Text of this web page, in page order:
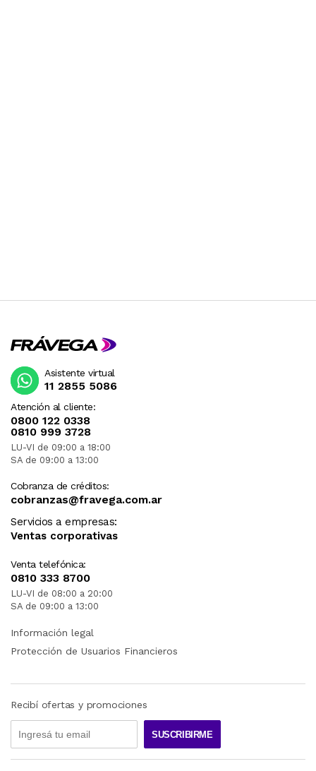
Atención al cliente:
0800 122 0338
0810 999 3728
LU-VI de 09:00 a 18:00
SA de 09:00 a 13:00
Cobranza de créditos:
cobranzas@fravega.com.ar
Servicios a empresas:
Ventas corporativas
Venta telefónica:
0810 333 8700
LU-VI de 08:00 a 20:00
SA de 09:00 a 13:00
Asistente virtual
11 2855 5086
Información legal
Protección de Usuarios Financieros
Recibí ofertas y promociones
SUSCRIBIRME